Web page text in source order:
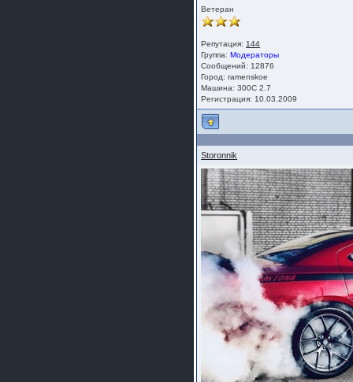
Ветеран
Репутация: 144
Группа:Модераторы
Сообщений: 12876
Город: ramenskoe
Машина: 300C 2.7
Регистрация: 10.03.2009
Storonnik